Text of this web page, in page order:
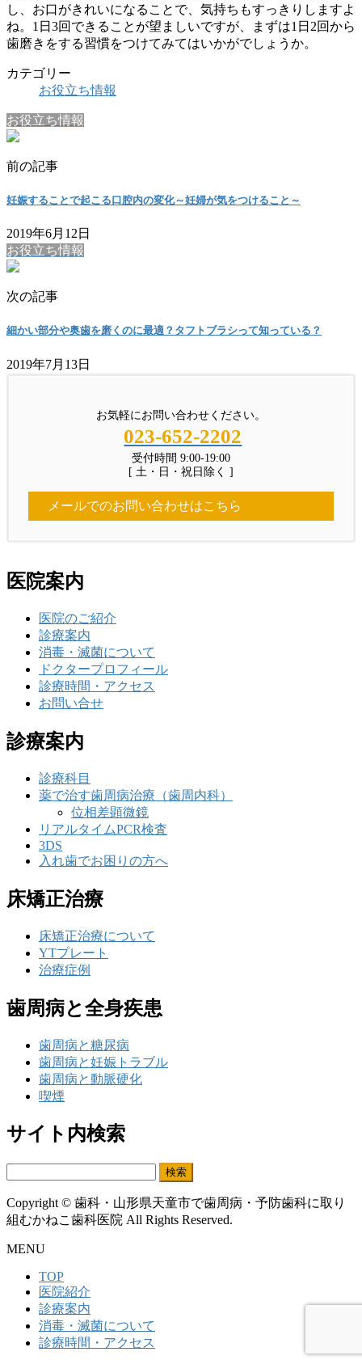
し、お口がきれいになることで、気持ちもすっきりしますよ
ね。1日3回できることが望ましいですが、まずは1日2回から
歯磨きをする習慣をつけてみてはいかがでしょうか。
カテゴリー
お役立ち情報
お役立ち情報
前の記事
妊娠することで起こる口腔内の変化～妊婦が気をつけること～
2019年6月12日
お役立ち情報
次の記事
細かい部分や奥歯を磨くのに最適？タフトブラシって知っている？
2019年7月13日
お気軽にお問い合わせください。
023-652-2202
受付時間 9:00-19:00
[ 土・日・祝日除く ]
メールでのお問い合わせはこちら
医院案内
医院のご紹介
診療案内
消毒・滅菌について
ドクタープロフィール
診療時間・アクセス
お問い合せ
診療案内
診療科目
薬で治す歯周病治療（歯周内科）
位相差顕微鏡
リアルタイムPCR検査
3DS
入れ歯でお困りの方へ
床矯正治療
床矯正治療について
YTプレート
治療症例
歯周病と全身疾患
歯周病と糖尿病
歯周病と妊娠トラブル
歯周病と動脈硬化
喫煙
サイト内検索
Copyright © 歯科・山形県天童市で歯周病・予防歯科に取り
組むかねこ歯科医院 All Rights Reserved.
MENU
TOP
医院紹介
診療案内
消毒・滅菌について
診療時間・アクセス